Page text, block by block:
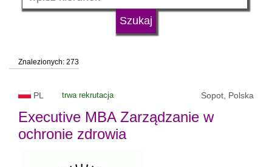
typ uczelni
Znalezionych: 273
PL trwa rekrutacja Sopot, Polska
Executive MBA Zarządzanie w
ochronie zdrowia